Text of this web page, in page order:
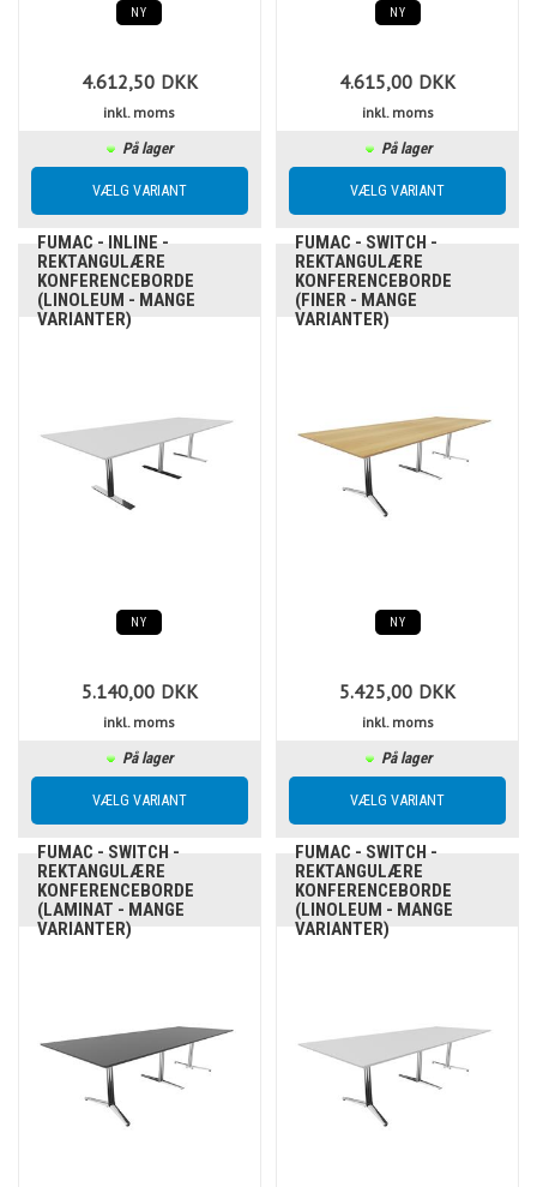
NY
4.612,50 DKK
inkl. moms
På lager
NY
4.615,00 DKK
inkl. moms
På lager
FUMAC - INLINE -
REKTANGULÆRE
KONFERENCEBORDE
(LINOLEUM - MANGE
VARIANTER)
NY
5.140,00 DKK
inkl. moms
På lager
FUMAC - SWITCH -
REKTANGULÆRE
KONFERENCEBORDE
(FINER - MANGE
VARIANTER)
NY
5.425,00 DKK
inkl. moms
På lager
FUMAC - SWITCH -
REKTANGULÆRE
KONFERENCEBORDE
(LAMINAT - MANGE
VARIANTER)
FUMAC - SWITCH -
REKTANGULÆRE
KONFERENCEBORDE
(LINOLEUM - MANGE
VARIANTER)